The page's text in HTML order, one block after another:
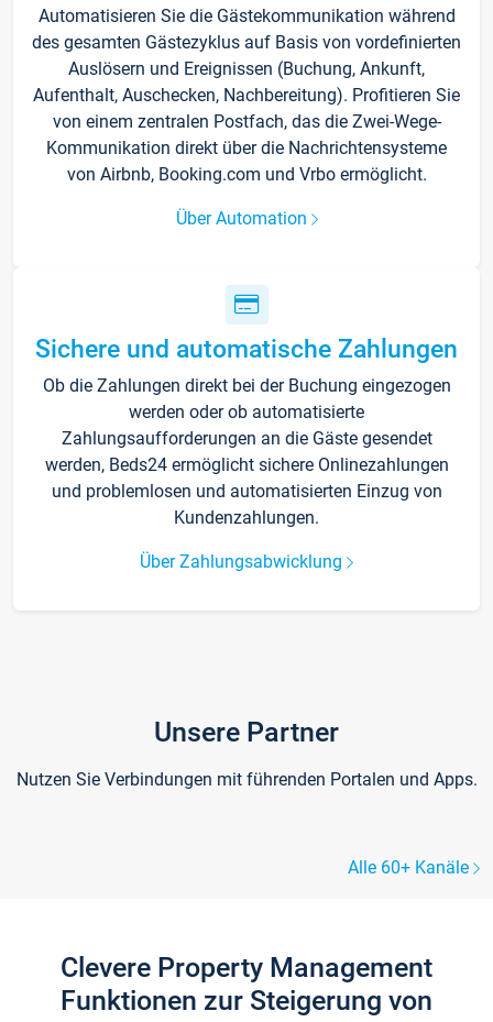
Automatisieren Sie die Gästekommunikation während
des gesamten Gästezyklus auf Basis von vordefinierten
Auslösern und Ereignissen (Buchung, Ankunft,
Aufenthalt, Auschecken, Nachbereitung). Profitieren Sie
von einem zentralen Postfach, das die Zwei-Wege-
Kommunikation direkt über die Nachrichtensysteme
von Airbnb, Booking.com und Vrbo ermöglicht.
Über Automation
Sichere und automatische Zahlungen
Ob die Zahlungen direkt bei der Buchung eingezogen
werden oder ob automatisierte
Zahlungsaufforderungen an die Gäste gesendet
werden, Beds24 ermöglicht sichere Onlinezahlungen
und problemlosen und automatisierten Einzug von
Kundenzahlungen.
Über Zahlungsabwicklung
Unsere Partner
Nutzen Sie Verbindungen mit führenden Portalen und Apps.
Alle 60+ Kanäle
Clevere Property Management
Funktionen zur Steigerung von